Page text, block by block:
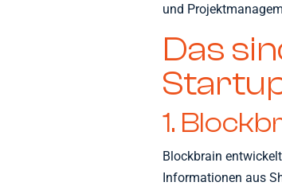
und
Das
1.
Blockbrain
Informationen aus